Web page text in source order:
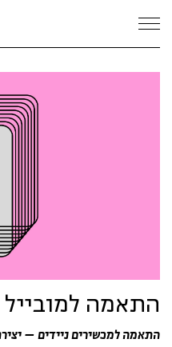
התאמה למובייל
התאמה למכשירים ניידים –